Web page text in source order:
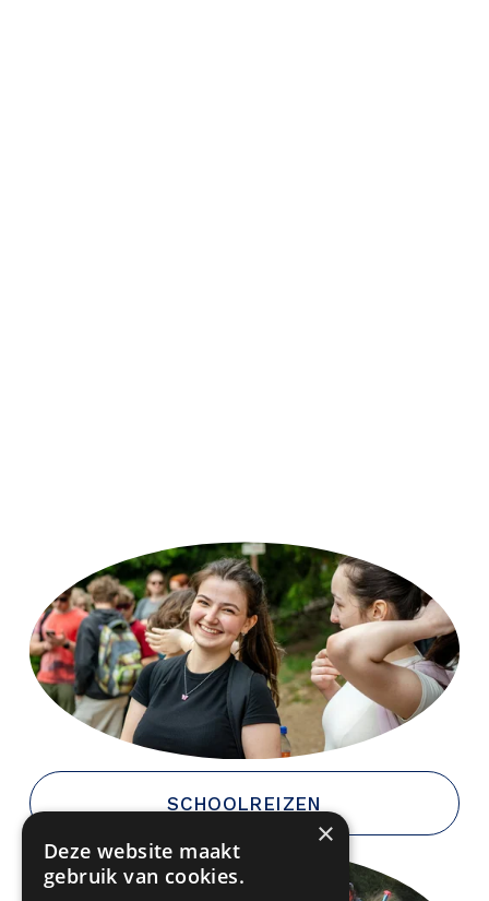
SCHOOLREIZEN
×
Deze website maakt
gebruik van cookies.